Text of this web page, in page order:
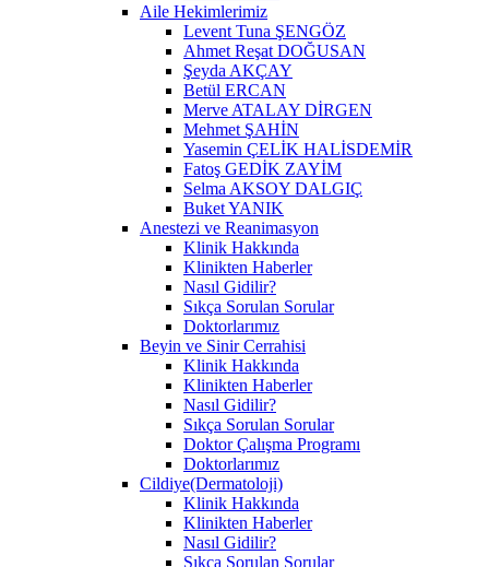
Aile Hekimlerimiz
Levent Tuna ŞENGÖZ
Ahmet Reşat DOĞUSAN
Şeyda AKÇAY
Betül ERCAN
Merve ATALAY DİRGEN
Mehmet ŞAHİN
Yasemin ÇELİK HALİSDEMİR
Fatoş GEDİK ZAYİM
Selma AKSOY DALGIÇ
Buket YANIK
Anestezi ve Reanimasyon
Klinik Hakkında
Klinikten Haberler
Nasıl Gidilir?
Sıkça Sorulan Sorular
Doktorlarımız
Beyin ve Sinir Cerrahisi
Klinik Hakkında
Klinikten Haberler
Nasıl Gidilir?
Sıkça Sorulan Sorular
Doktor Çalışma Programı
Doktorlarımız
Cildiye(Dermatoloji)
Klinik Hakkında
Klinikten Haberler
Nasıl Gidilir?
Sıkça Sorulan Sorular